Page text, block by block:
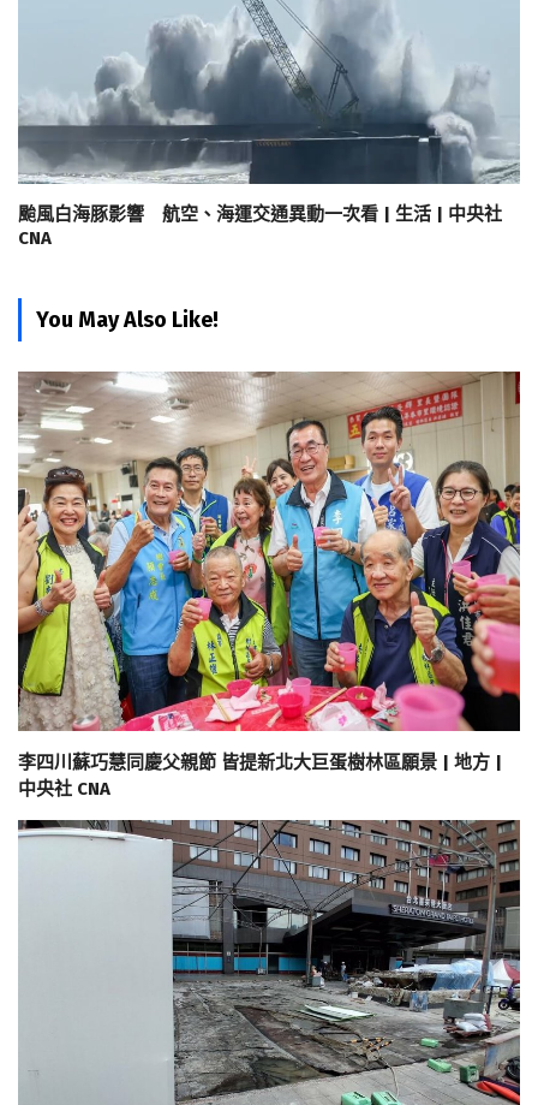
颱風白海豚影響 航空、海運交通異動一次看 | 生活 | 中央社
CNA
You May Also Like!
李四川蘇巧慧同慶父親節 皆提新北大巨蛋樹林區願景 | 地方 |
中央社 CNA